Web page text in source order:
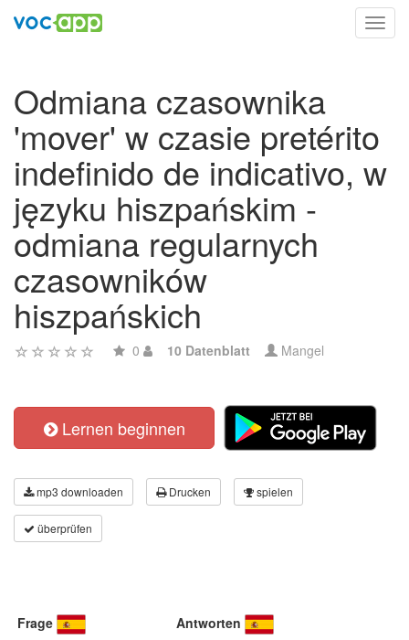
Odmiana czasownika
'mover' w czasie pretérito
indefinido de indicativo, w
języku hiszpańskim -
odmiana regularnych
czasowników
hiszpańskich
0 10 Datenblatt Mangel
Lernen beginnen
mp3 downloaden Drucken spielen
überprüfen
Frage Antworten